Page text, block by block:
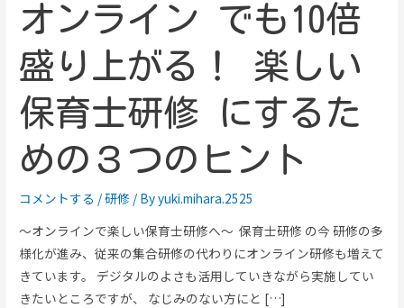
オンライン でも10倍
盛り上がる！ 楽しい
保育士研修 にするた
めの３つのヒント
コメントする /研修 / Byyuki.mihara.2525
～オンラインで楽しい保育士研修へ～ 保育士研修 の今 研修の多
様化が進み、従来の集合研修の代わりにオンライン研修も増えて
きています。 デジタルのよさも活用していきながら実施してい
きたいところですが、 なじみのない方にと […]